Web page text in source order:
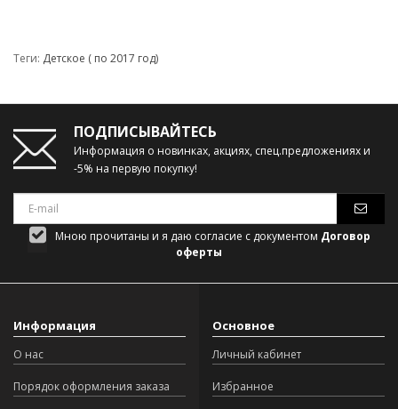
Теги: Детское ( по 2017 год)
ПОДПИСЫВАЙТЕСЬ
Информация о новинках, акциях, спец.предложениях и
-5% на первую покупку!
Мною прочитаны и я даю согласие с документом Договор
оферты
Информация
О нас
Порядок оформления заказа
Основное
Личный кабинет
Избранное